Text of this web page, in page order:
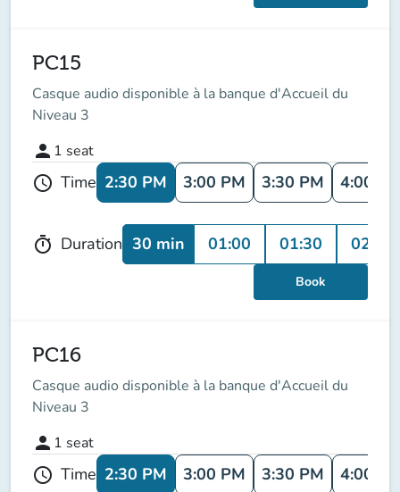
PC15
Casque audio disponible à la banque d'Accueil du
Niveau 3
person 1 seat
schedule Time 2:30 PM 3:00 PM 3:30 PM 4:00
timer Duration 30 min 01:00 01:30 02:00
Book
PC16
Casque audio disponible à la banque d'Accueil du
Niveau 3
person 1 seat
schedule Time 2:30 PM 3:00 PM 3:30 PM 4:00